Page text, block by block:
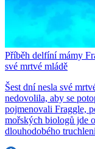
Příběh delfíní mámy
své mrtvé mládě
Šest dní nesla své
nedovolila, aby se
pojmenovali Fraggle,
mořských biologů jde
dlouhodobého